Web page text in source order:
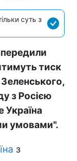
суть з
тиск
з Росією
умовами".
з